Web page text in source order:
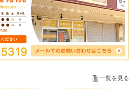
一覧を見る